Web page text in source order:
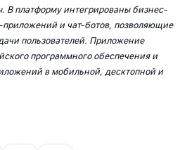
В платформу интегрированы бизнес-
и чат-ботов, позволяющие
пользователей. Приложение
программного обеспечения и
в мобильной, десктопной и